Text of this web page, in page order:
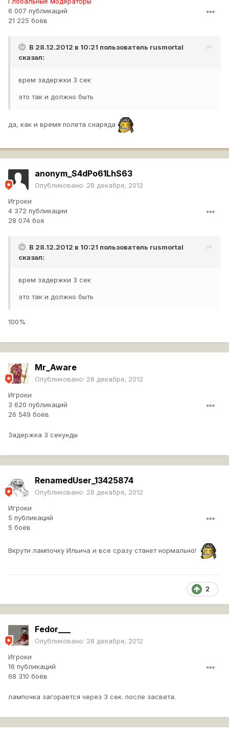
6 007 публикаций
21 225 боёв
В 28.12.2012 в 10:21 пользователь rusmortal
сказал:
врем задержки 3 сек
это так и должно быть
да, как и время полета снаряда
anonym_S4dPo61LhS63
Опубликовано: 28 декабря, 2012
Игроки
4 372 публикации
28 074 боя
В 28.12.2012 в 10:21 пользователь rusmortal
сказал:
врем задержки 3 сек
это так и должно быть
100%
Mr_Aware
Опубликовано: 28 декабря, 2012
Игроки
3 620 публикаций
26 549 боёв
Задержка 3 секунды
RenamedUser_13425874
Опубликовано: 28 декабря, 2012
Игроки
5 публикаций
5 боёв
Вкрути лампочку Ильича и все сразу станет нормально!
2
Fedor___
Опубликовано: 28 декабря, 2012
Игроки
16 публикаций
68 310 боёв
лампочка загорается через 3 сек. после засвета.